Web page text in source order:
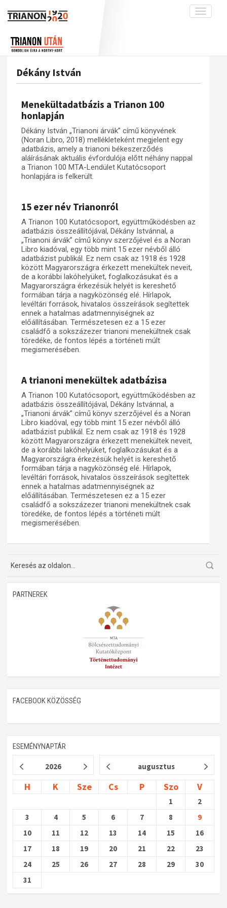
Toggle
A békerendszer megszilárdulása
Utókor és emlékezet
Adatbázis
Emlékművek (feltöltés alatt)
Menekültek
Visszhang
Publikációk
Kapcsolat
Dokumentumok
A trianoni szerződés
Műhelymunkák
Dékány István
Menekültadatbázis a Trianon 100
honlapján
Dékány István „Trianoni árvák” című könyvének
(Noran Libro, 2018) mellékleteként megjelent egy
adatbázis, amely a trianoni békeszerződés
aláírásának aktuális évfordulója előtt néhány nappal
a Trianon 100 MTA-Lendület Kutatócsoport
honlapjára is felkerült.
15 ezer név Trianonról
A Trianon 100 Kutatócsoport, együttműködésben az
adatbázis összeállítójával, Dékány Istvánnal, a
„Trianoni árvák” című könyv szerzőjével és a Noran
Libro kiadóval, egy több mint 15 ezer névből álló
adatbázist publikál. Ez nem csak az 1918 és 1928
között Magyarországra érkezett menekültek neveit,
de a korábbi lakóhelyüket, foglalkozásukat és a
Magyarországra érkezésük helyét is kereshető
formában tárja a nagyközönség elé. Hírlapok,
levéltári források, hivatalos összeírások segítettek
ennek a hatalmas adatmennyiségnek az
előállításában. Természetesen ez a 15 ezer
családfő a sokszázezer trianoni menekültnek csak
töredéke, de fontos lépés a történeti múlt
megismerésében.
A trianoni menekültek adatbázisa
A Trianon 100 Kutatócsoport, együttműködésben az
adatbázis összeállítójával, Dékány Istvánnal, a
„Trianoni árvák” című könyv szerzőjével és a Noran
Libro kiadóval, egy több mint 15 ezer névből álló
adatbázist publikál. Ez nem csak az 1918 és 1928
között Magyarországra érkezett menekültek neveit,
de a korábbi lakóhelyüket, foglalkozásukat és a
Magyarországra érkezésük helyét is kereshető
formában tárja a nagyközönség elé. Hírlapok,
levéltári források, hivatalos összeírások segítettek
ennek a hatalmas adatmennyiségnek az
előállításában. Természetesen ez a 15 ezer
családfő a sokszázezer trianoni menekültnek csak
töredéke, de fontos lépés a történeti múlt
megismerésében.
PARTNEREK
FACEBOOK KÖZÖSSÉG
ESEMÉNYNAPTÁR
2026 augusztus
H K Sze Cs P Szo V
1
2
3
4 5 6 7 8
9
10
11 12 13 14 15
16
17
18 19 20 21 22
23
24
25 26 27 28 29
30
31